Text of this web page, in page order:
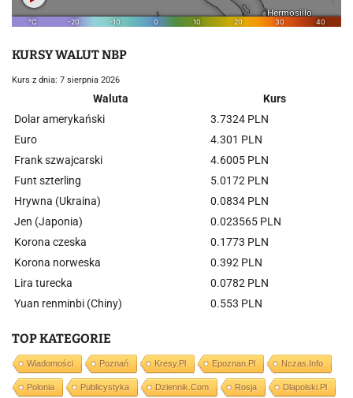
KURSY WALUT NBP
Kurs z dnia: 7 sierpnia 2026
Waluta
Kurs
Dolar amerykański
3.7324 PLN
Euro
4.301 PLN
Frank szwajcarski
4.6005 PLN
Funt szterling
5.0172 PLN
Hrywna (Ukraina)
0.0834 PLN
Jen (Japonia)
0.023565 PLN
Korona czeska
0.1773 PLN
Korona norweska
0.392 PLN
Lira turecka
0.0782 PLN
Yuan renminbi (Chiny)
0.553 PLN
TOP KATEGORIE
Wiadomości Poznań Kresy.pl Epoznan.pl Nczas.info
Polonia Publicystyka Dziennik.com Rosja Dlapolski.pl